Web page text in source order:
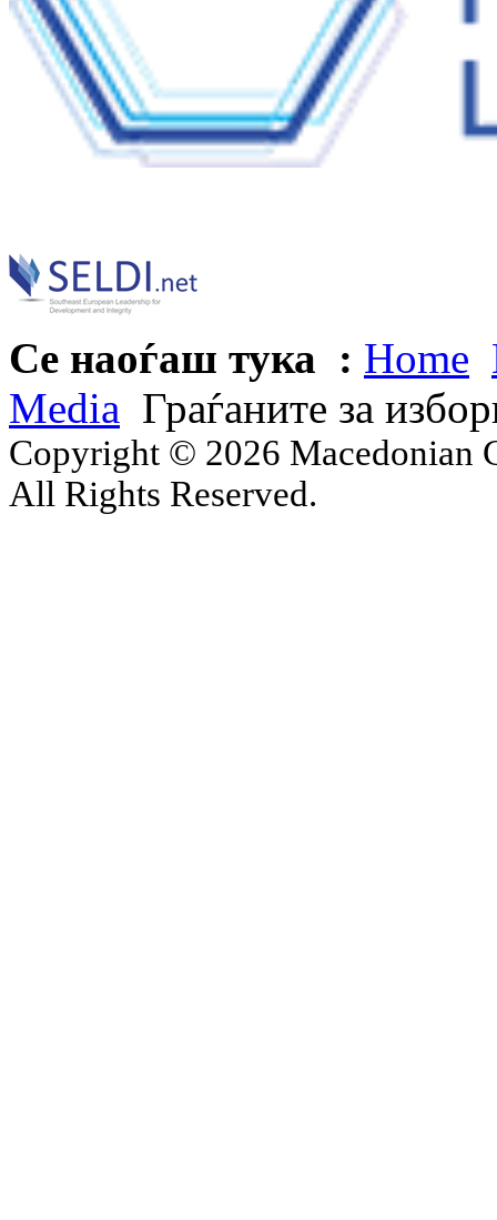
Се наоѓаш тука : Home
Media Граѓаните за
Copyright © 2026 Macedonian
All Rights Reserved.